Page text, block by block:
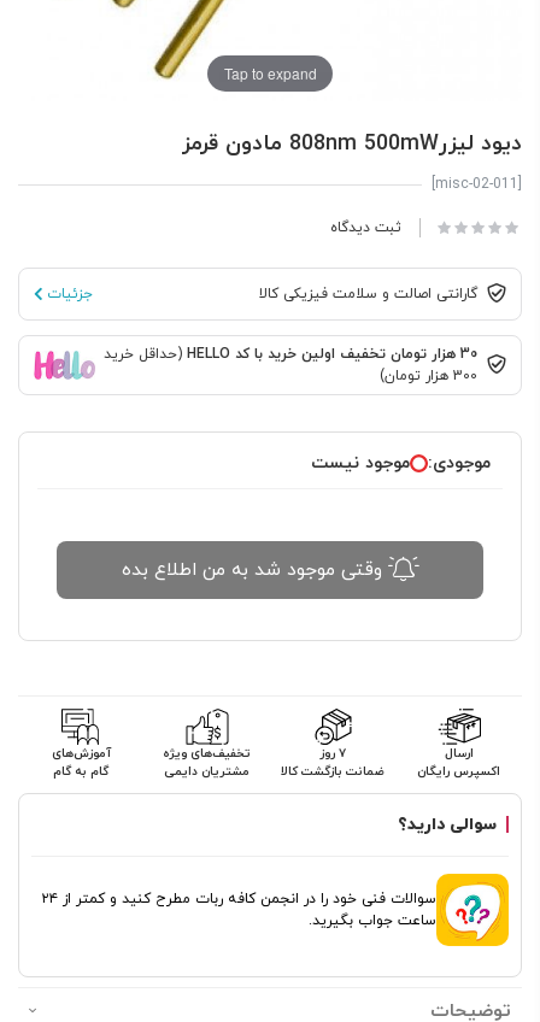
Tap to expand
دیود لیزر808nm 500mW مادون قرمز
[misc-02-011]
ثبت دیدگاه
گارانتی اصالت و سلامت فیزیکی کالا جزئیات
30 هزار تومان تخفیف اولین خرید با کد HELLO
(حداقل خرید
300 هزار تومان)
موجودی: موجود نیست
وقتی موجود شد به من اطلاع بده
ارسال
اکسپرس رایگان
۷ روز
ضمانت بازگشت کالا
تخفیف‌های ویژه
مشتریان دایمی
آموزش‌های
گام به گام
سوالی دارید؟
سوالات فنی خود را در انجمن کافه ربات مطرح کنید و کمتر از ۲۴
ساعت جواب بگیرید.
توضیحات